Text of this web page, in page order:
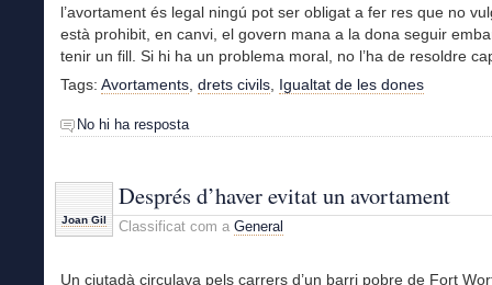
l’avortament és legal ningú pot ser obligat a fer res que no
està prohibit, en canvi, el govern mana a la dona seguir
tenir un fill. Si hi ha un problema moral, no l’ha de resoldre
Tags: Avortaments, drets civils, Igualtat de les dones
No hi ha resposta
Joan Gil
Després d’haver evitat un avortament
Classificat com a General
Un ciutadà circulava pels carrers d’un barri pobre de Fort